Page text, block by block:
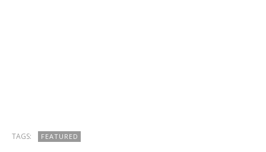
TAGS: FEATURED